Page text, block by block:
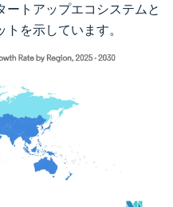
ートアップエコシステムと
を示しています。